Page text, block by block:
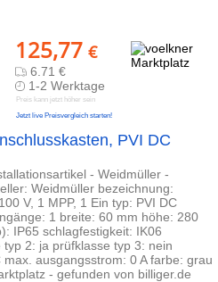
125,77 €
6.71 €
1-2 Werktage
Preis kann jetzt höher sein
Jetzt live Preisvergleich starten!
PVI DC
- Weidmüller -
Weidmüller bezeichnung:
V, 1 MPP, 1 Ein typ: PVI DC
1 breite: 60 mm höhe: 280
IP65 schlagfestigkeit: IK06
2: ja prüfklasse typ 3: nein
ausgangsstrom: 0 A farbe: grau
- gefunden von billiger.de